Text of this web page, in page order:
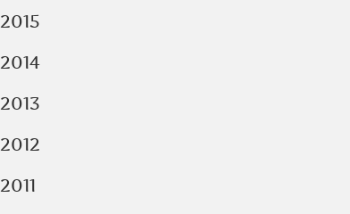
2015
2014
2013
2012
2011